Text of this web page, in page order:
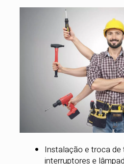
Instalação e troca de
interruptores e